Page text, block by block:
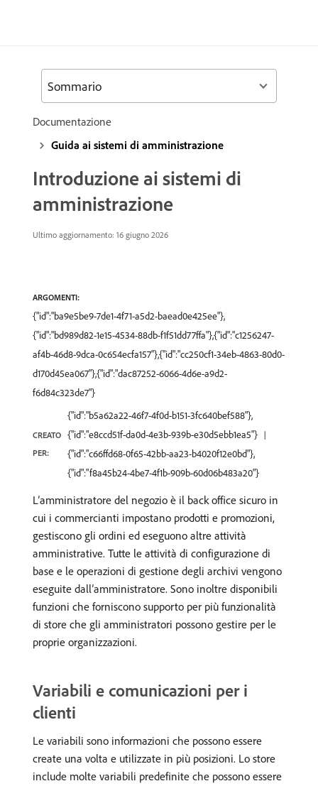
Documentazione
Guida ai sistemi di amministrazione
Introduzione ai sistemi di
amministrazione
Ultimo aggiornamento: 16 giugno 2026
ARGOMENTI:
{"id":"ba9e5be9-7de1-4f71-a5d2-baead0e425ee"},
{"id":"bd989d82-1e15-4534-88db-f1f51dd77ffa"},{"id":"c1256247-
af4b-46d8-9dca-0c654ecfa157"},{"id":"cc250cf1-34eb-4863-80d0-
d170d45ea067"},{"id":"dac87252-6066-4d6e-a9d2-
f6d84c323de7"}
CREATO
PER:
{"id":"b5a62a22-46f7-4f0d-b151-3fc640bef588"},
{"id":"e8ccd51f-da0d-4e3b-939b-e30d5ebb1ea5"}
{"id":"c66ffd68-0f65-42bb-aa23-b4020f12e0bd"},
{"id":"f8a45b24-4be7-4f1b-909b-60d06b483a20"}
L’amministratore del negozio è il back office sicuro in
cui i commercianti impostano prodotti e promozioni,
gestiscono gli ordini ed eseguono altre attività
amministrative. Tutte le attività di configurazione di
base e le operazioni di gestione degli archivi vengono
eseguite dall’amministratore. Sono inoltre disponibili
funzioni che forniscono supporto per più funzionalità
di store che gli amministratori possono gestire per le
proprie organizzazioni.
Variabili e comunicazioni per i
clienti
Le variabili sono informazioni che possono essere
create una volta e utilizzate in più posizioni. Lo store
include molte variabili predefinite che possono essere
Sommario